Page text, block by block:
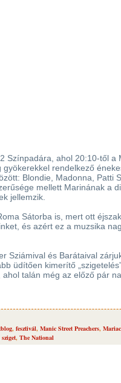
Színpadára, ahol 20:10-től a
gyökerekkel rendelkező
Blondie, Madonna, Patti
mellett Marinának a
jellemzik.
Sátorba is, mert ott
és azért ez a muzsika
Sziámival és Barátaival
üdítően kimerítő
talán még az előző pár
, fesztivál, Manic Street Preachers,
sziget, The National